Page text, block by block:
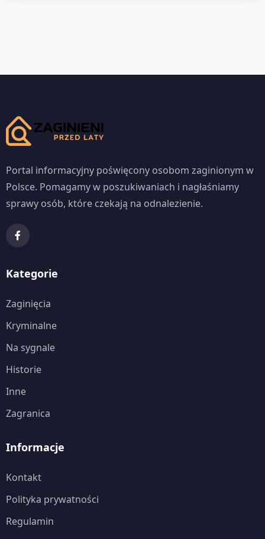
Portal informacyjny poświęcony osobom zaginionym w
Polsce. Pomagamy w poszukiwaniach i nagłaśniamy
sprawy osób, które czekają na odnalezienie.
Kategorie
Zaginięcia
Kryminalne
Na sygnale
Historie
Inne
Zagranica
Informacje
Kontakt
Polityka prywatności
Regulamin